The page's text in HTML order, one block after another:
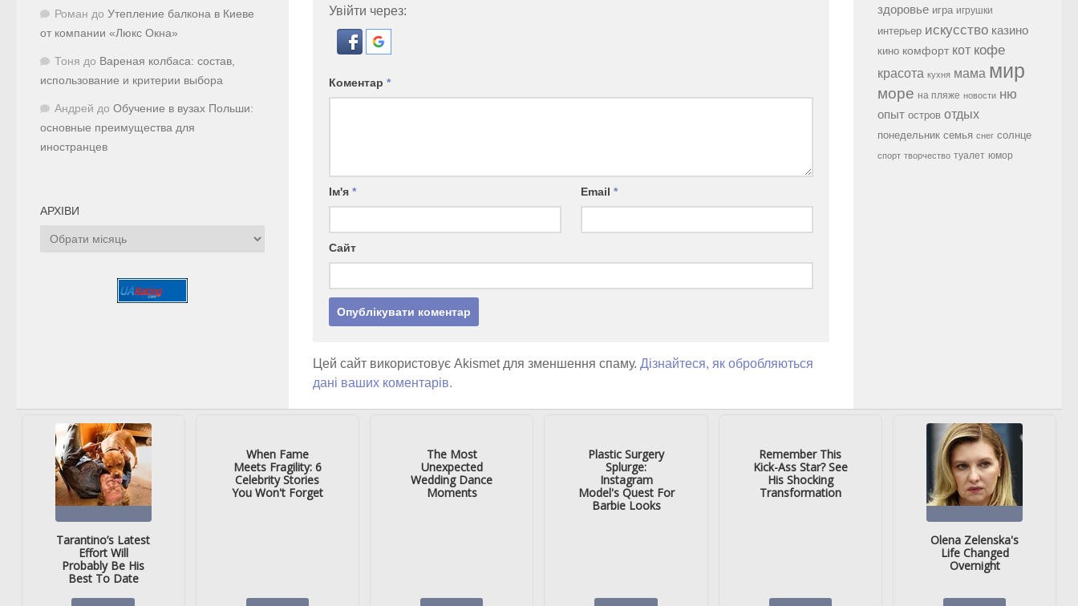
Увійти через:
Коментар *
Ім'я * Email*
Сайт
Цей сайт використовує Akismet для зменшення спаму. Дізнайтеся, як обробляються
дані ваших коментарів.
Роман до Утепление балкона в Киеве
от компании «Люкс Окна»
Тоня до Вареная колбаса: состав,
использование и критерии выбора
Андрей до Обучение в вузах Польши:
основные преимущества для
иностранцев
АРХІВИ
Архіви
здоровье игра игрушки
интерьер искусство казино
кино комфорт кот кофе
красота кухня мама мир
море на пляже новости ню
опыт остров отдых
понедельник семья снег солнце
спорт творчество туалет юмор